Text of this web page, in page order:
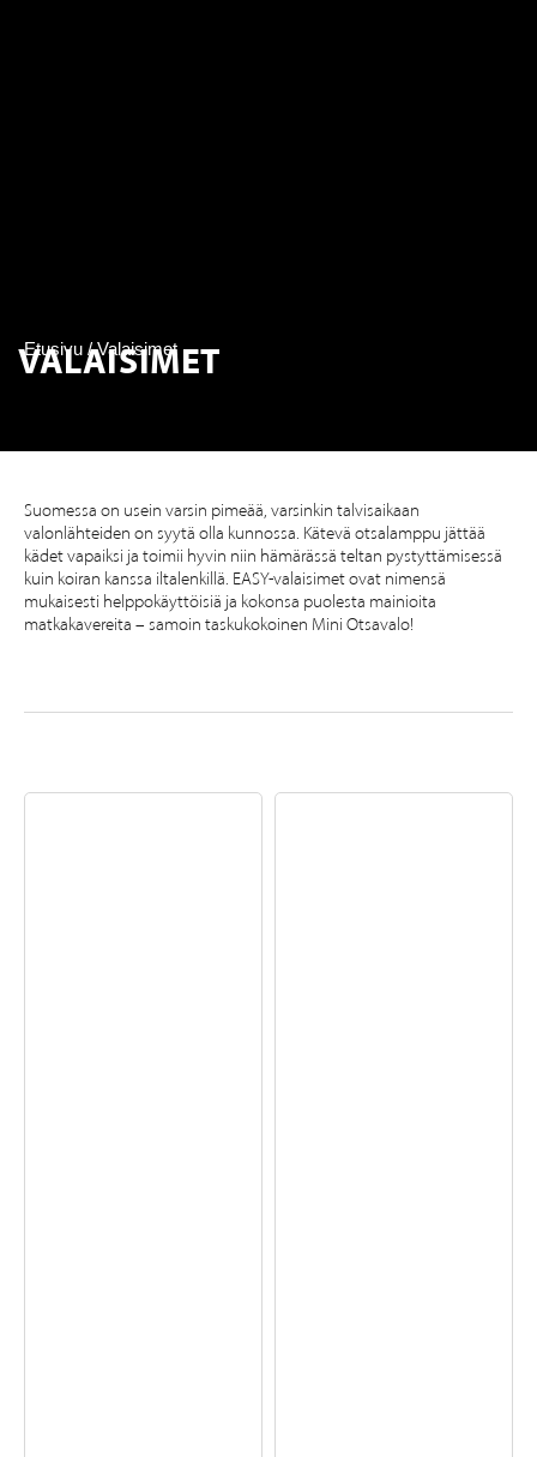
Etusivu / Valaisimet
VALAISIMET
Suomessa on usein varsin pimeää, varsinkin talvisaikaan
valonlähteiden on syytä olla kunnossa. Kätevä otsalamppu jättää
kädet vapaiksi ja toimii hyvin niin hämärässä teltan pystyttämisessä
kuin koiran kanssa iltalenkillä. EASY-valaisimet ovat nimensä
mukaisesti helppokäyttöisiä ja kokonsa puolesta mainioita
matkakavereita – samoin taskukokoinen Mini Otsavalo!